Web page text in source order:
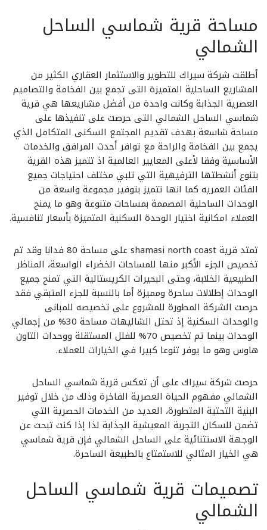
مساحة قرية شماسي الساحل
الشمالي
أطلقت شركة سيراك للتطوير والاستثمار العقاري الكثير من
المشاريع الساحلية المتميزة التى تجمع بين الفخامة والتصاميم
العصرية الجذابة وكانت واحدة من أفضل مشاريعها هي قرية
شماسي الساحل الشمالي التى حرصت على تنفيذها على
مساحة شاسعة بهدف تقديم المجتمع السكنى المتكامل الذي
يجمع بين الفخامة والراحة مع توافر أحدث المرافق والخدمات
الأساسية وفقا لأعلى المعايير العالمية اذ تتميز هذه القرية
بتنوع أنشطتها الترفيهية التي تلبي مختلف احتياجات جميع
الفئات العمريه كما انها تتميز بتوفير مجموعة واسعة من
الوحدات الساحلية المصممة بمساحات متنوعة وهو ما يمنح
العملاء امكانية اختيار الوحدة السكنية المتميزة بأسعار تنافسية.
تمتد قرية shamasi north coast على مساحة 80 فدانا وقد تم
تخصيص الجزء الأكبر منها للمساحات الخضراء الواسعة، المناظر
الطبيعية الخلابة، وحتى البحيرات الكريستالية التي تمنح جميع
الوحدات إطلالات ساحرة ومميزة أما بالنسبة للجزء المتبقي فقد
حرصت الشركة المطورة للمشروع على تخصيصه للمبانى
والوحدات السكنية إذ تحتل الشاليهات مساحة 30% من إجمالي
الوحدات بينما تم تخصيص 70% للفلل المستقلة ووحدات التاون
هاوس وهو ما يوفر تنوعا كبيرا في الخيارات للعملاء.
حرصت شركة سيراك على أن تعكس قرية شماسي الساحل
الشمالي مفهوم الحياة العصرية الفاخرة وذلك من خلال توفير
البنية التحتية المتطورة، العديد من الخدمات الحصرية التي
تضمن للسكان التجربة المعيشية الجذابة لذا إذا كنت تبحث عن
الوجهة الاستثنائية على الساحل الشمالي فإن قرية شماسي
هي الخيار المثالي للاستمتاع بالطبيعة الساحرة.
تصميمات قرية شماسي الساحل
الشمالي